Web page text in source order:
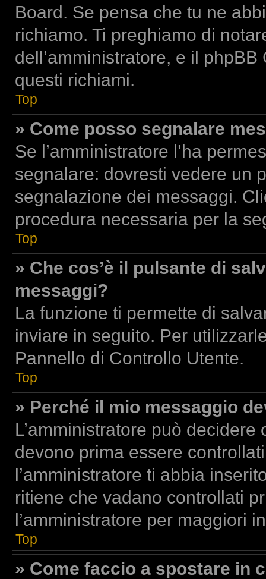
Board. Se pensa che tu ne
richiamo. Ti preghiamo di
dell’amministratore, e il
questi richiami.
Top
» Come posso segnalare
Se l’amministratore l’ha
segnalare: dovresti vedere un
segnalazione dei messaggi.
procedura necessaria per la
Top
» Che cos’è il pulsante di
messaggi?
La funzione ti permette di
inviare in seguito. Per
Pannello di Controllo Utente.
Top
» Perché il mio messaggio
L’amministratore può
devono prima essere
l’amministratore ti abbia
ritiene che vadano controllati
l’amministratore per maggiori
Top
» Come faccio a spostare in